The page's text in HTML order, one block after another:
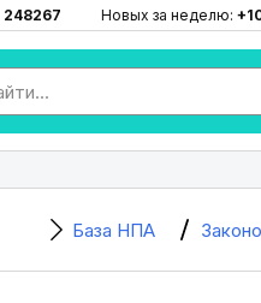
248267 Новых за неделю:
База НПА